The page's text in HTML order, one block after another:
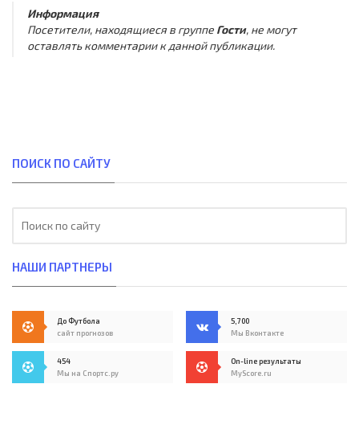
Информация
Посетители, находящиеся в группе Гости, не могут
оставлять комментарии к данной публикации.
ПОИСК ПО САЙТУ
НАШИ ПАРТНЕРЫ
До Футбола
сайт прогнозов
5,700
Мы Вконтакте
454
Мы на Спортс.ру
On-line результаты
MyScore.ru